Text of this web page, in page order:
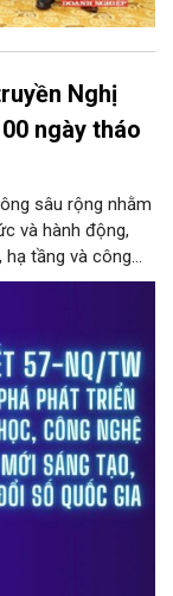
Nghị
ngày tháo
sâu rộng nhằm
và hành động,
tầng và công